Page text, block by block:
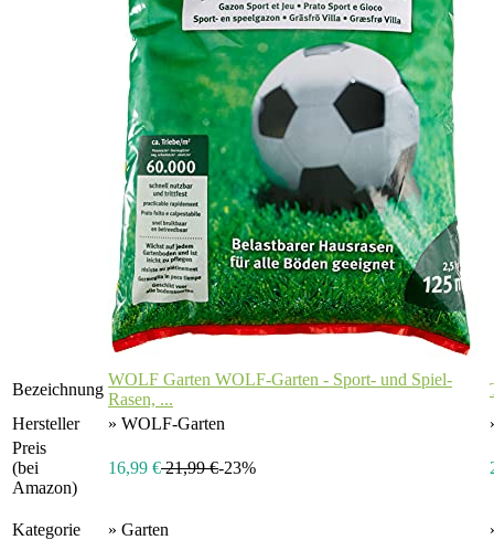
Bezeichnung
WOLF Garten WOLF-Garten - Sport- und Spiel-
Rasen, ...
Hersteller
» WOLF-Garten
Preis
(bei
Amazon)
16,99 €21,99 €-23%
Kategorie » Garten